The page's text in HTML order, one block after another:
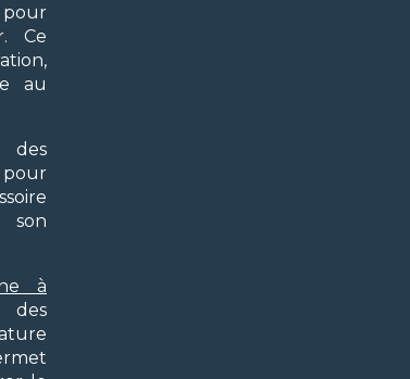
pour
Ce
au
pour
son
à
des